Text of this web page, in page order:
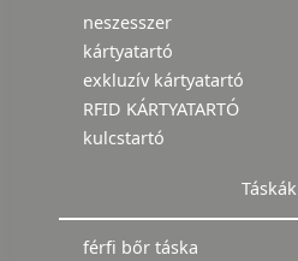
neszesszer
kártyatartó
exkluzív kártyatartó
RFID KÁRTYATARTÓ
kulcstartó
Táskák
férfi bőr táska